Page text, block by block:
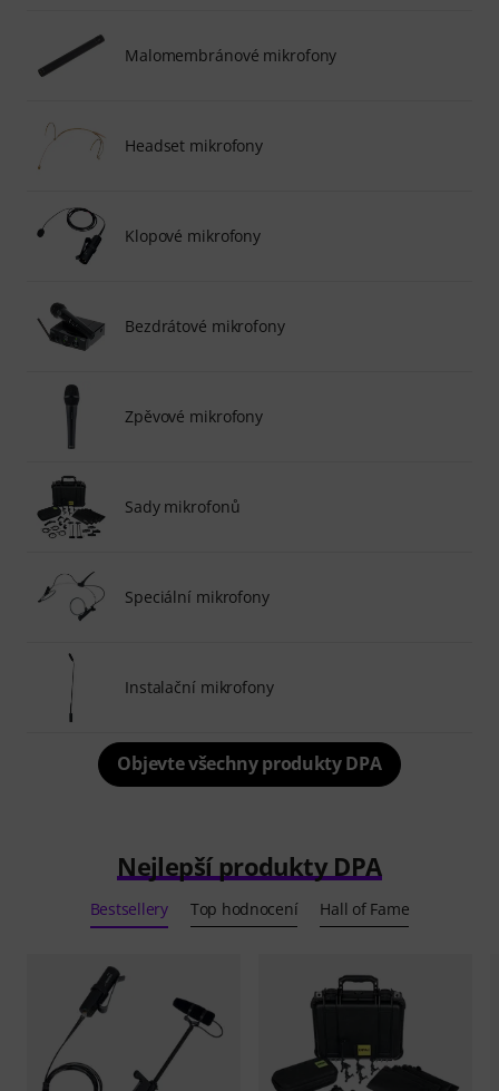
Malomembránové mikrofony
Headset mikrofony
Klopové mikrofony
Bezdrátové mikrofony
Zpěvové mikrofony
Sady mikrofonů
Speciální mikrofony
Instalační mikrofony
Objevte všechny produkty DPA
Nejlepší produkty DPA
Bestsellery Top hodnocení Hall of Fame